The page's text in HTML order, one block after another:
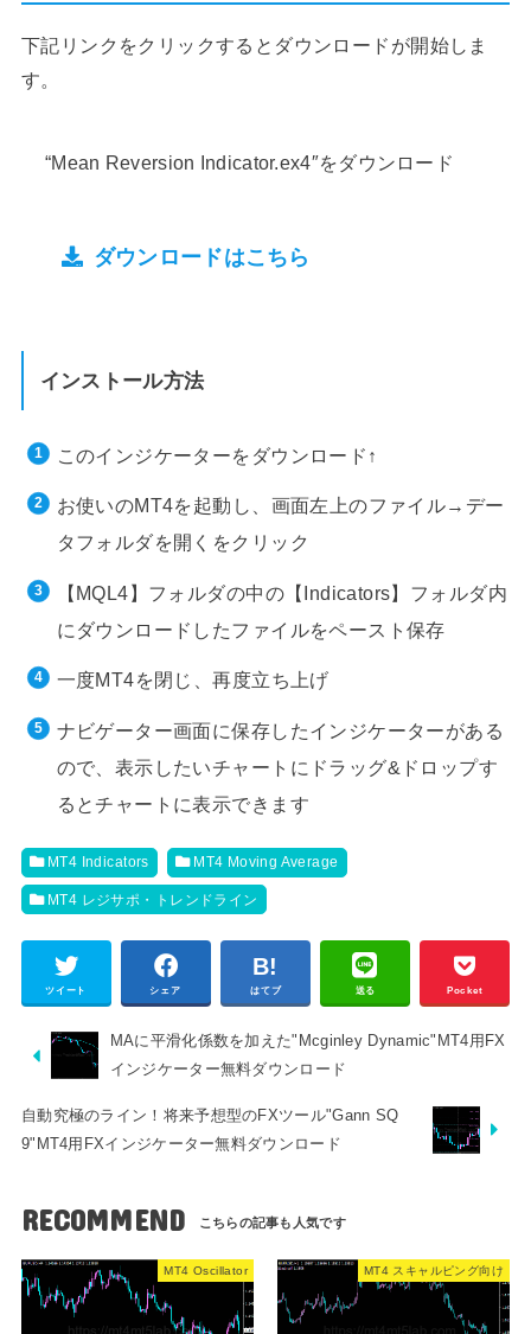
下記リンクをクリックするとダウンロードが開始しま
す。
“Mean Reversion Indicator.ex4″をダウンロード
ダウンロードはこちら
インストール方法
このインジケーターをダウンロード↑
お使いのMT4を起動し、画面左上のファイル→デー
タフォルダを開くをクリック
【MQL4】フォルダの中の【Indicators】フォルダ内
にダウンロードしたファイルをペースト保存
一度MT4を閉じ、再度立ち上げ
ナビゲーター画面に保存したインジケーターがある
ので、表示したいチャートにドラッグ&ドロップす
るとチャートに表示できます
MT4 Indicators MT4 Moving Average
MT4 レジサポ・トレンドライン
ツイート シェア はてブ 送る Pocket
MAに平滑化係数を加えた"Mcginley Dynamic"MT4用FX
インジケーター無料ダウンロード
自動究極のライン！将来予想型のFXツール"Gann SQ
9"MT4用FXインジケーター無料ダウンロード
RECOMMEND
MT4 Oscillator MT4 スキャルピング向け